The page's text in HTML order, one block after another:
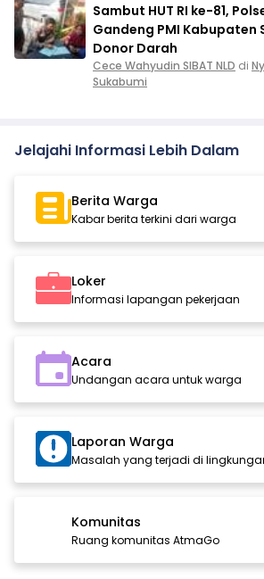
Sambut HUT RI ke-81,
Gandeng PMI Kabupaten
Donor Darah
Cece Wahyudin SIBAT NLD di
Sukabumi
Jelajahi Informasi Lebih Dalam
Berita Warga
Kabar berita terkini dari warga
Loker
Informasi lapangan pekerjaan
Acara
Undangan acara untuk warga
Laporan Warga
Masalah yang terjadi di
Komunitas
Ruang komunitas AtmaGo